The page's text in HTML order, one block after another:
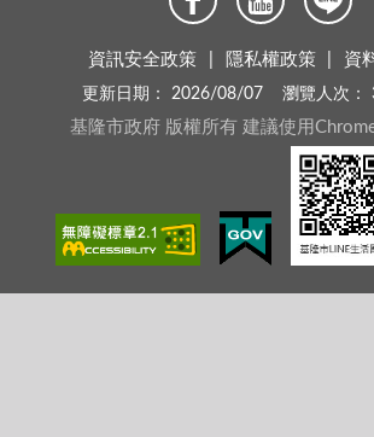
資訊安全政策 隱私權政策 資
更新日期： 2026/08/07 瀏覽人次：
基隆市政府 版權所有 建議使用